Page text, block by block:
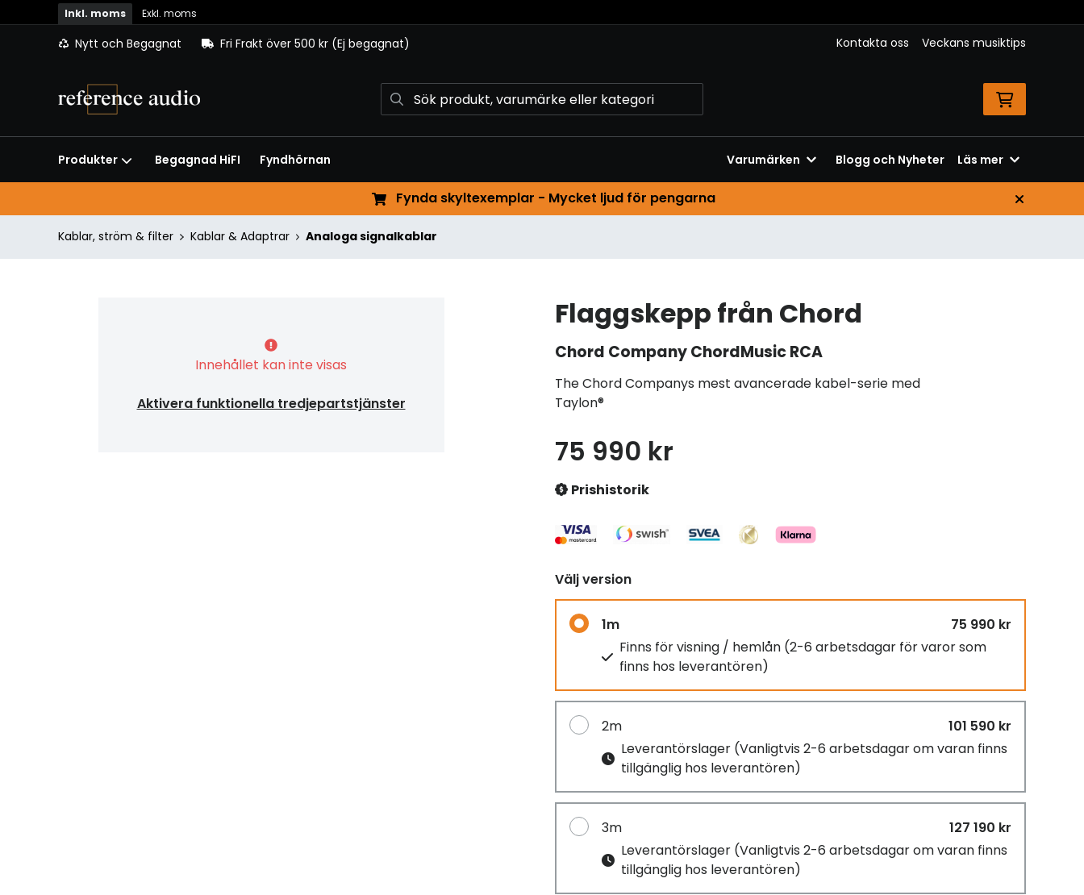
Inkl. moms Exkl. moms
Nytt och Begagnat Fri Frakt över 500 kr (Ej begagnat) Kontakta oss Veckans musiktips
Produkter Begagnad HiFI Fyndhörnan Varumärken Blogg och Nyheter Läs mer
Fynda skyltexemplar - Mycket ljud för pengarna
Kablar, ström & filter Kablar & Adaptrar Analoga signalkablar
Innehållet kan inte visas
Aktivera funktionella tredjepartstjänster
Flaggskepp från Chord
Chord CompanyChordMusic RCA
The Chord Companys mest avancerade kabel-serie med ​
Taylon®
75 990 kr
Prishistorik
Välj version
1m
75 990 kr
Finns för visning / hemlån (2-6 arbetsdagar för varor som
finns hos leverantören)
2m
101 590 kr
Leverantörslager (Vanligtvis 2-6 arbetsdagar om varan finns
tillgänglig hos leverantören)
3m
127 190 kr
Leverantörslager (Vanligtvis 2-6 arbetsdagar om varan finns
tillgänglig hos leverantören)